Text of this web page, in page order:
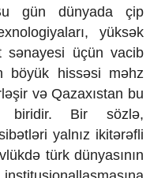
gün dünyada çip
yüksək
sənayesi üçün vacib
böyük hissəsi məhz
və Qazaxıstan bu
biridir. Bir sözlə,
yalnız ikitərəfli
türk dünyasının